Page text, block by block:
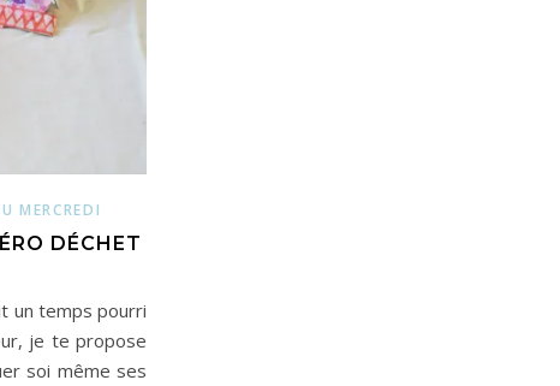
MERCREDI
DÉCHET
un temps pourri
je te propose
soi même ses